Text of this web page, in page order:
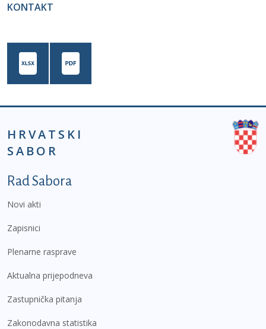
KONTAKT
HRVATSKI
SABOR
Podnožje prvi izbornik
Rad Sabora
Novi akti
Zapisnici
Plenarne rasprave
Aktualna prijepodneva
Zastupnička pitanja
Zakonodavna statistika